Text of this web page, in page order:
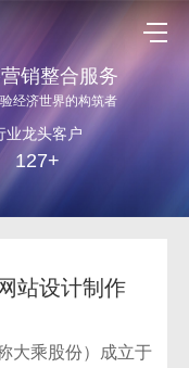
销整合服务
经济世界的构筑者
业龙头客户
127+
站设计制作
大乘股份）成立于